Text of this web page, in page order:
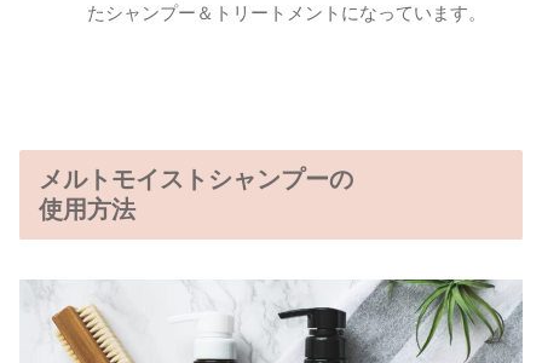
たシャンプー＆トリートメントになっています。
メルトモイストシャンプーの
使用方法